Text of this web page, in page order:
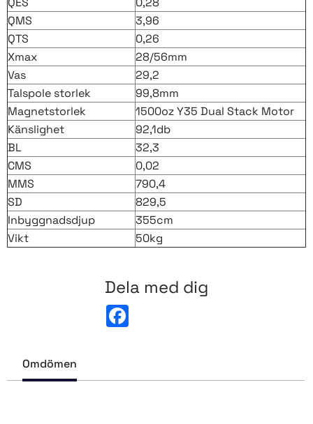
QMS
3,96
QTS
0,26
Xmax
28/56mm
Vas
29,2
Talspole storlek
99,8mm
Magnetstorlek
1500oz Y35 Dual Stack Motor
Känslighet
92,1db
BL
32,3
CMS
0,02
MMS
790,4
SD
829,5
Inbyggnadsdjup
355cm
Vikt
50kg
Dela med dig
o
Omdömen